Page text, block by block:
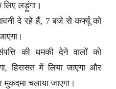
लिए लड़ूंगा।
दे रहे हैं, 7 बजे से कर्फ्यू को
की धमकी देने वालों को
हिरासत में लिया जाएगा और
चलाया जाएगा।